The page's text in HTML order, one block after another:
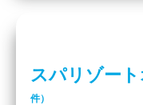
スパリゾー
件）